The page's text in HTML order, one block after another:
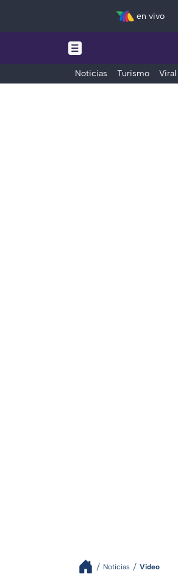
en vivo
Noticias Turismo
Noticias Video